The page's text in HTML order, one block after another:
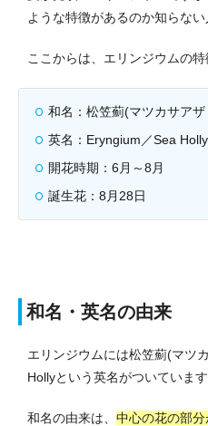
ような特徴があるのか知らない
ここからは、エリンジウムの特
和名：松笠薊(マツカサアザ
英名：Eryngium／Sea Holly
開花時期：6月～8月
誕生花：8月28日
和名・英名の由来
エリンジウムには松笠薊(マツ
Hollyという英名がついています
和名の由来は、 中心の花の部